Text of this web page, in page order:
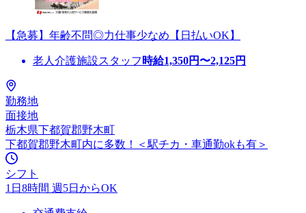
【急募】年齢不問◎力仕事少なめ【日払いOK】
老人介護施設スタッフ 時給1,350円〜2,125円
勤務地
面接地
栃木県下都賀郡野木町
下都賀郡野木町内に多数！＜駅チカ・車通勤okも有＞
シフト
1日8時間 週5日からOK